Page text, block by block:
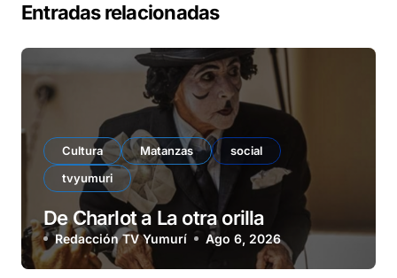
Entradas relacionadas
Cultura Matanzas
social
tvyumuri
De Charlot a La otra orilla
Redacción TV Yumurí Ago 6, 2026